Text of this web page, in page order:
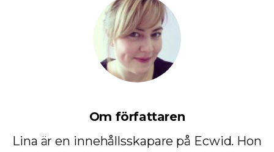
Om författaren
Lina är en innehållsskapare på Ecwid. Hon